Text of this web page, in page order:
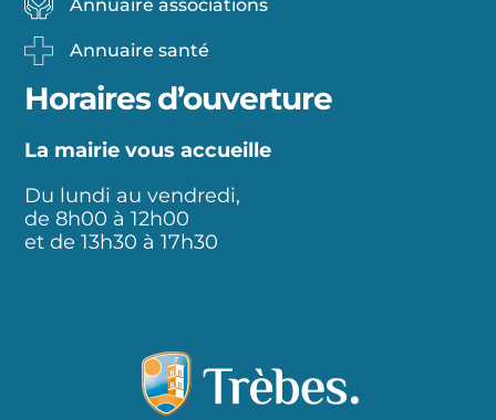
Annuaire associations
Annuaire santé
Horaires d’ouverture
La mairie vous accueille
Du lundi au vendredi,
de 8h00 à 12h00
et de 13h30 à 17h30